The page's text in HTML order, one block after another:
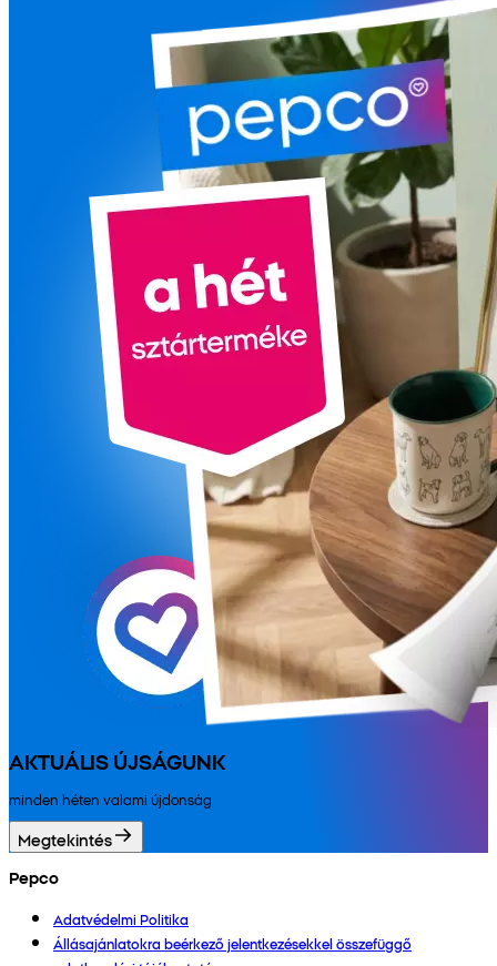
AKTUÁLIS ÚJSÁGUNK
minden héten valami újdonság
Megtekintés
Pepco
Adatvédelmi Politika
Állásajánlatokra beérkező jelentkezésekkel összefüggő